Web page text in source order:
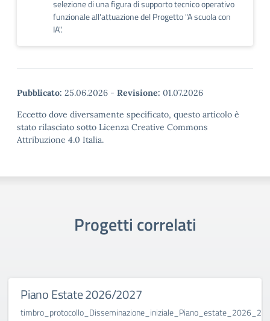
selezione di una figura di supporto tecnico operativo
funzionale all'attuazione del Progetto "A scuola con
IA".
Pubblicato: 25.06.2026 - Revisione: 01.07.2026
Eccetto dove diversamente specificato, questo articolo è
stato rilasciato sotto Licenza Creative Commons
Attribuzione 4.0 Italia.
Progetti correlati
Piano Estate 2026/2027